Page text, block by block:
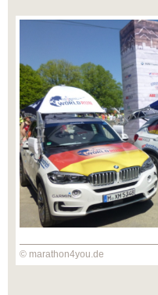
© marathon4you.de